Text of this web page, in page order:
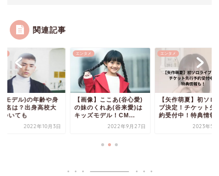
関連記事
や身
校大
【画像】ここあ(谷心愛)
の妹のくれあ(谷来愛)は
キッズモデル！CM...
エンタメ
【矢作萌夏】初ソロライ
ブ決定！チケット先行予
約受付中！特典情報も！
長･
学に